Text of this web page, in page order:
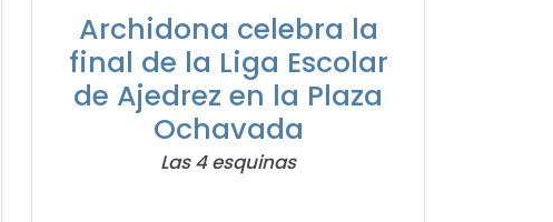
Archidona celebra la
final de la Liga Escolar
de Ajedrez en la Plaza
Ochavada
Las 4 esquinas